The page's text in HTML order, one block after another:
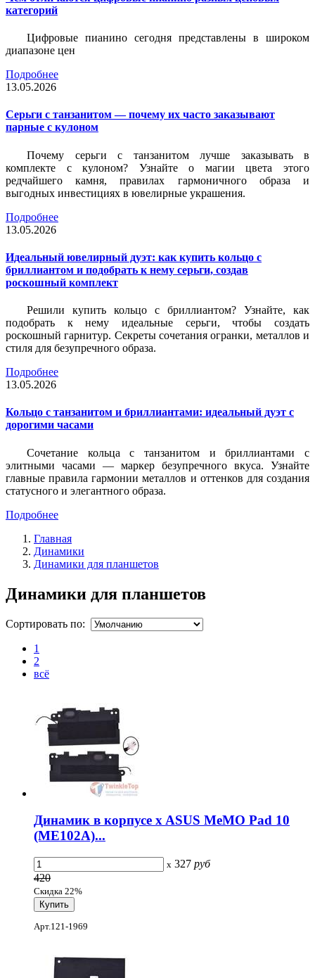
категорий
Цифровые пианино сегодня представлены в широком
диапазоне цен
Подробнее
13.05.2026
Серьги с танзанитом — почему их часто заказывают
парные с кулоном
Почему серьги с танзанитом лучше заказывать в
комплекте с кулоном? Узнайте о магии цвета этого
редчайшего камня, правилах гармоничного образа и
выгодных инвестициях в ювелирные украшения.
Подробнее
13.05.2026
Идеальный ювелирный дуэт: как купить кольцо с
бриллиантом и подобрать к нему серьги, создав
роскошный комплект
Решили купить кольцо с бриллиантом? Узнайте, как
подобрать к нему идеальные серьги, чтобы создать
роскошный гарнитур. Секреты сочетания огранки, металлов и
стиля для безупречного образа.
Подробнее
13.05.2026
Кольцо с танзанитом и бриллиантами: идеальный дуэт с
дорогими часами
Сочетание кольца с танзанитом и бриллиантами с
элитными часами — маркер безупречного вкуса. Узнайте
главные правила гармонии металлов и оттенков для создания
статусного и элегантного образа.
Подробнее
Главная
Динамики
Динамики для планшетов
Динамики для планшетов
Сортировать по:
1
2
всё
Динамик в корпусе x ASUS MeMO Pad 10
(ME102A)...
x 327 руб
420
Скидка 22%
Арт.121-1969